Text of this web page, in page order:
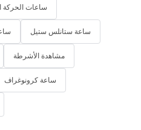
ساعات الحركة
ساعة ستانلس ستيل
مشاهدة الأشرطة
ساعة كرونوغراف